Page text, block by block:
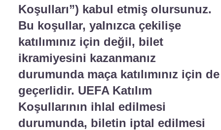
Koşulları”) kabul etmiş olursunuz.
Bu koşullar, yalnızca çekilişe
katılımınız için değil, bilet
ikramiyesini kazanmanız
durumunda maça katılımınız için de
geçerlidir. UEFA Katılım
Koşullarının ihlal edilmesi
durumunda, biletin iptal edilmesi